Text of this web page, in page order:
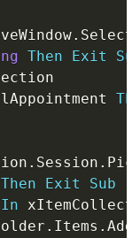
.
Then Exit
. Session .
Then Exit
Sub
In
. Items . Add